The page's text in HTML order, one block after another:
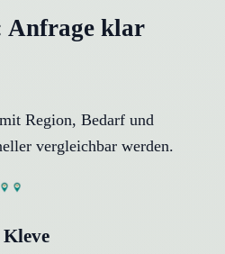
Anfrage klar
Region, Bedarf und
vergleichbar werden.
Kleve